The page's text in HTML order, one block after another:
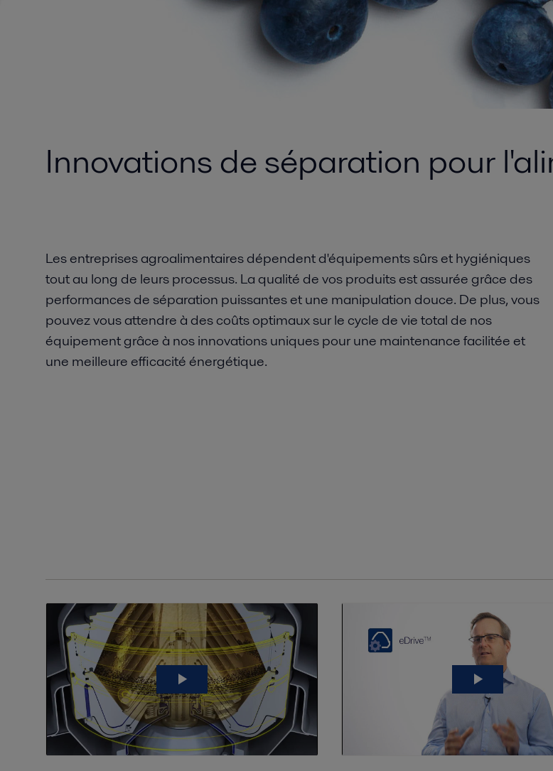
Innovations de séparation pour
Les entreprises agroalimentaires dépendent d'équipements sûrs et hygiéniques
tout au long de leurs processus. La qualité de vos produits est assurée grâce des
performances de séparation puissantes et une manipulation douce. De plus, vous
pouvez vous attendre à des coûts optimaux sur le cycle de vie total de nos
équipement grâce à nos innovations uniques pour une maintenance facilitée et
une meilleure efficacité énergétique.